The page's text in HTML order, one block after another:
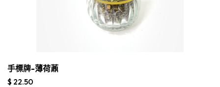
手標牌-薄荷薡
$ 22.50